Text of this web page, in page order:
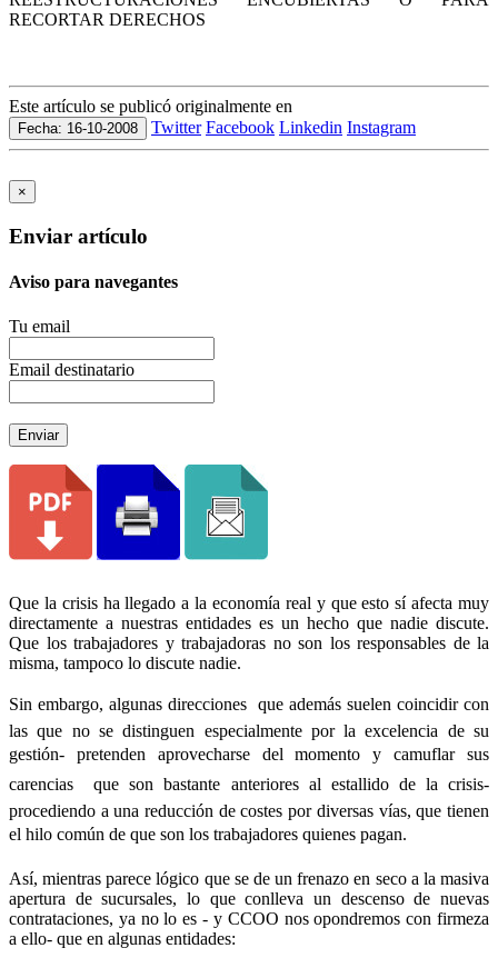
RECORTAR DERECHOS
Este artículo se publicó originalmente en
Fecha: 16-10-2008 Twitter Facebook Linkedin Instagram
×
Enviar artículo
Aviso para navegantes
Tu email
Email destinatario
Enviar
Que la crisis ha llegado a la economía real y que esto sí afecta muy
directamente a nuestras entidades es un hecho que nadie discute.
Que los trabajadores y trabajadoras no son los responsables de la
misma, tampoco lo discute nadie.
Sin embargo, algunas direcciones  que además suelen coincidir con
las que no se distinguen especialmente por la excelencia de su
gestión- pretenden aprovecharse del momento y camuflar sus
carencias  que son bastante anteriores al estallido de la crisis-
procediendo a una reducción de costes por diversas vías, que tienen
el hilo común de que son los trabajadores quienes pagan.
Así, mientras parece lógico que se de un frenazo en seco a la masiva
apertura de sucursales, lo que conlleva un descenso de nuevas
contrataciones, ya no lo es - y CCOO nos opondremos con firmeza
a ello- que en algunas entidades: